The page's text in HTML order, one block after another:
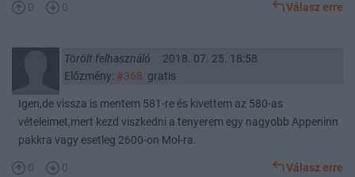
0 0 Válasz erre
Törölt felhasználó
2018. 07. 25. 18:58
Előzmény: #368 gratis
Igen,de vissza is mentem 581-re és kivettem az 580-as
vételeimet,mert kezd viszkedni a tenyerem egy nagyobb Appeninn
pakkra vagy esetleg 2600-on Mol-ra.
0 0 Válasz erre